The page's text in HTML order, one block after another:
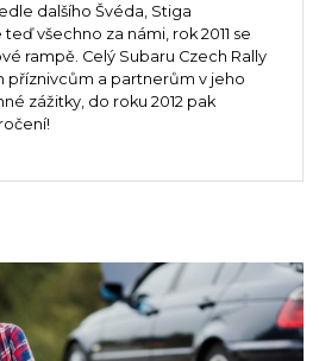
dalšího Švéda, Stiga
všechno za námi, rok 2011 se
rampě. Celý Subaru Czech Rally
příznivcům a partnerům v jeho
zážitky, do roku 2012 pak